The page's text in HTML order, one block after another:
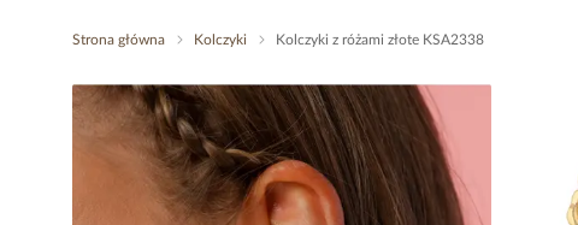
Strona główna Kolczyki Kolczyki z różami złote KSA2338